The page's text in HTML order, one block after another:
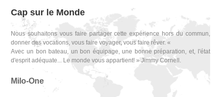
Cap sur le Monde
Nous souhaitons vous faire partager cette expérience hors du commun,
donner des vocations, vous faire voyager, vous faire rêver. «
Avec un bon bateau, un bon équipage, une bonne préparation, et, l'état
d'esprit adéquate... Le monde vous appartient! » Jimmy Cornell.
Milo-One